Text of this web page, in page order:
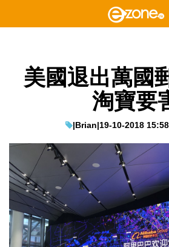
美國退出萬國
淘寶要
|Brian|19-10-2018 15:58